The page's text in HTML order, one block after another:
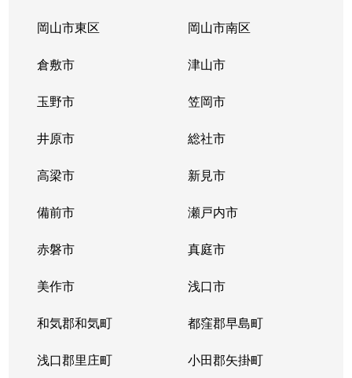
岡山市東区 岡山市南区
倉敷市 津山市
玉野市 笠岡市
井原市 総社市
高梁市 新見市
備前市 瀬戸内市
赤磐市 真庭市
美作市 浅口市
和気郡和気町 都窪郡早島町
浅口郡里庄町 小田郡矢掛町